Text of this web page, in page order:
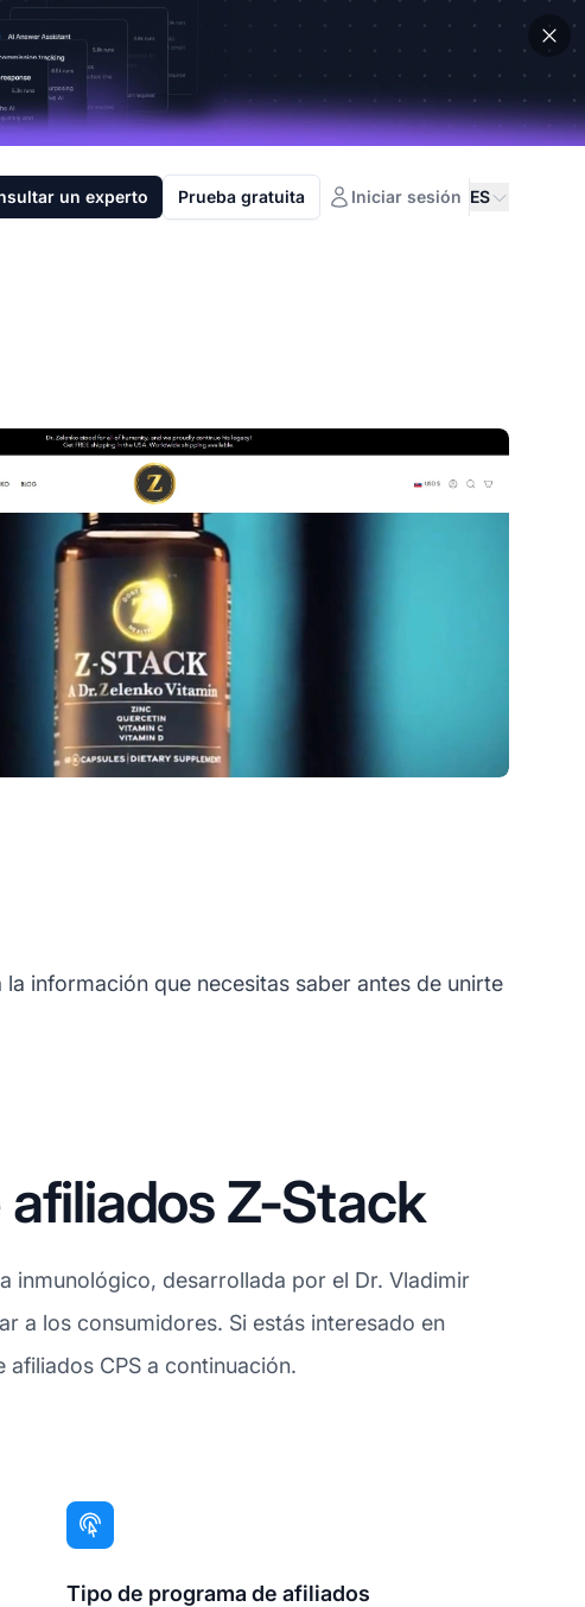
un experto Prueba gratuita Iniciar sesión ES
información que necesitas saber antes de unirte
Z-Stack
inmunológico, desarrollada por el Dr. Vladimir
a los consumidores. Si estás interesado en
CPS a continuación.
Tipo de programa de afiliados